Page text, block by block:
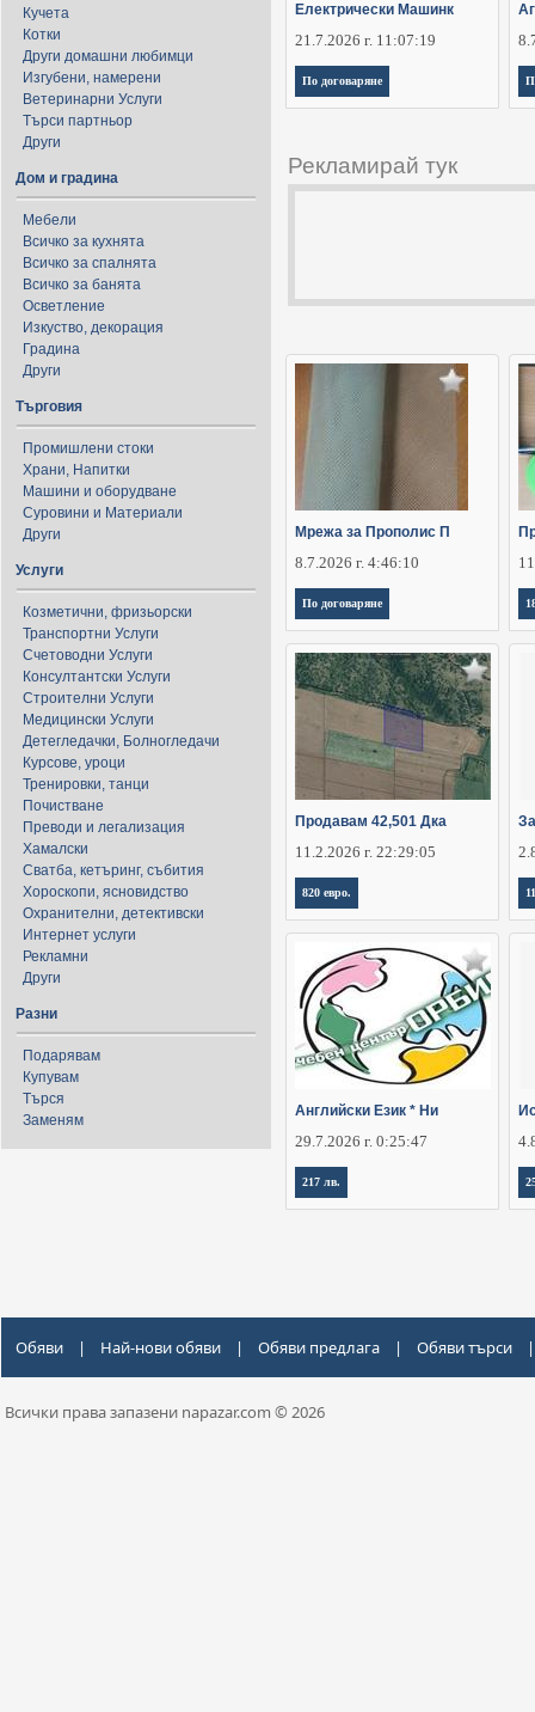
Кучета
Котки
Други домашни любимци
Изгубени, намерени
Ветеринарни Услуги
Търси партньор
Други
Дом и градина
Мебели
Всичко за кухнята
Всичко за спалнята
Всичко за банята
Осветление
Изкуство, декорация
Градина
Други
Търговия
Промишлени стоки
Храни, Напитки
Машини и оборудване
Суровини и Материали
Други
Услуги
Козметични, фризьорски
Транспортни Услуги
Счетоводни Услуги
Консултантски Услуги
Строителни Услуги
Медицински Услуги
Детегледачки, Болногледачи
Курсове, уроци
Тренировки, танци
Почистване
Преводи и легализация
Хамалски
Сватба, кетъринг, събития
Хороскопи, ясновидство
Охранителни, детективски
Интернет услуги
Рекламни
Други
Разни
Подарявам
Купувам
Търся
Заменям
Електрически Машинк
21.7.2026 г. 11:07:19
По договаряне
Рекламирай тук
Мрежа за Прополис П
8.7.2026 г. 4:46:10
По договаряне
Продавам 42,501 Дка
11.2.2026 г. 22:29:05
820 евро.
Английски Език * Ни
29.7.2026 г. 0:25:47
217 лв.
Обяви | Най-нови обяви | Обяви предлага | Обяви търси |
Всички права запазени napazar.com © 2026